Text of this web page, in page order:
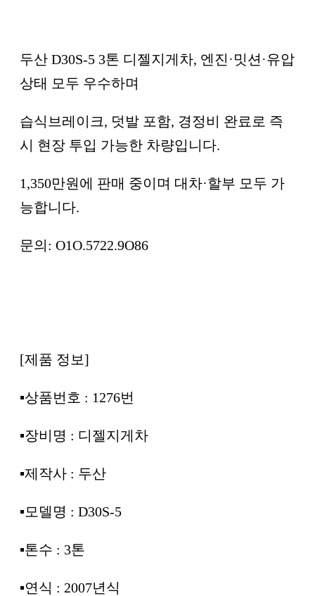
두산 D30S-5 3톤 디젤지게차, 엔진·밋션·유압
상태 모두 우수하며
습식브레이크, 덧발 포함, 경정비 완료로 즉
시 현장 투입 가능한 차량입니다.
1,350만원에 판매 중이며 대차·할부 모두 가
능합니다.
문의: O1O.5722.9O86
[제품 정보]
▪︎상품번호 : 1276번
▪︎장비명 : 디젤지게차
▪︎제작사 : 두산
▪︎모델명 : D30S-5
▪︎톤수 : 3톤
▪︎연식 : 2007년식